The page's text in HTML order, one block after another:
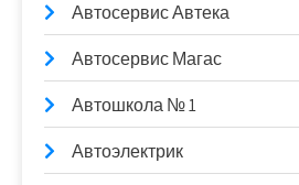
Автосервис Автека
Автосервис Магас
Автошкола № 1
Автоэлектрик